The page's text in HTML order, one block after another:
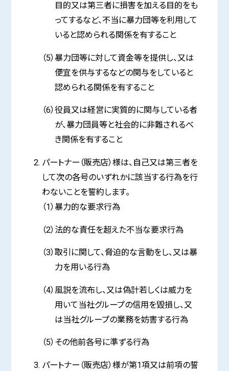
目的又は第三者に損害を加える目的をも
ってするなど、不当に暴力団等を利用して
いると認められる関係を有すること
（5）暴力団等に対して資金等を提供し、又は
便宜を供与するなどの関与をしていると
認められる関係を有すること
（6）役員又は経営に実質的に関与している者
が、暴力団員等と社会的に非難されるべ
き関係を有すること
パートナー（販売店）様は、自己又は第三者を
して次の各号のいずれかに該当する行為を行
わないことを誓約します。
（1）暴力的な要求行為
（2）法的な責任を超えた不当な要求行為
（3）取引に関して、脅迫的な言動をし、又は暴
力を用いる行為
（4）風説を流布し、又は偽計若しくは威力を
用いて当社グループの信用を毀損し、又
は当社グループの業務を妨害する行為
（5）その他前各号に準ずる行為
パートナー（販売店）様が第1項又は前項の誓